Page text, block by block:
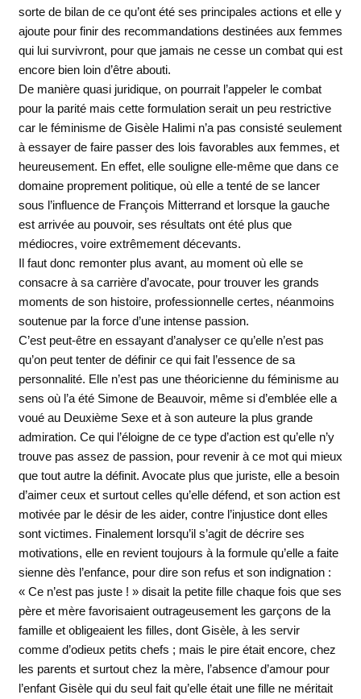
sorte de bilan de ce qu’ont été ses principales actions et elle y
ajoute pour finir des recommandations destinées aux femmes
qui lui survivront, pour que jamais ne cesse un combat qui est
encore bien loin d’être abouti.
De manière quasi juridique, on pourrait l’appeler le combat
pour la parité mais cette formulation serait un peu restrictive
car le féminisme de Gisèle Halimi n’a pas consisté seulement
à essayer de faire passer des lois favorables aux femmes, et
heureusement. En effet, elle souligne elle-même que dans ce
domaine proprement politique, où elle a tenté de se lancer
sous l’influence de François Mitterrand et lorsque la gauche
est arrivée au pouvoir, ses résultats ont été plus que
médiocres, voire extrêmement décevants.
Il faut donc remonter plus avant, au moment où elle se
consacre à sa carrière d’avocate, pour trouver les grands
moments de son histoire, professionnelle certes, néanmoins
soutenue par la force d’une intense passion.
C’est peut-être en essayant d’analyser ce qu’elle n’est pas
qu’on peut tenter de définir ce qui fait l’essence de sa
personnalité. Elle n’est pas une théoricienne du féminisme au
sens où l’a été Simone de Beauvoir, même si d’emblée elle a
voué au Deuxième Sexe et à son auteure la plus grande
admiration. Ce qui l’éloigne de ce type d’action est qu’elle n’y
trouve pas assez de passion, pour revenir à ce mot qui mieux
que tout autre la définit. Avocate plus que juriste, elle a besoin
d’aimer ceux et surtout celles qu’elle défend, et son action est
motivée par le désir de les aider, contre l’injustice dont elles
sont victimes. Finalement lorsqu’il s’agit de décrire ses
motivations, elle en revient toujours à la formule qu’elle a faite
sienne dès l’enfance, pour dire son refus et son indignation :
« Ce n’est pas juste ! » disait la petite fille chaque fois que ses
père et mère favorisaient outrageusement les garçons de la
famille et obligeaient les filles, dont Gisèle, à les servir
comme d’odieux petits chefs ; mais le pire était encore, chez
les parents et surtout chez la mère, l’absence d’amour pour
l’enfant Gisèle qui du seul fait qu’elle était une fille ne méritait